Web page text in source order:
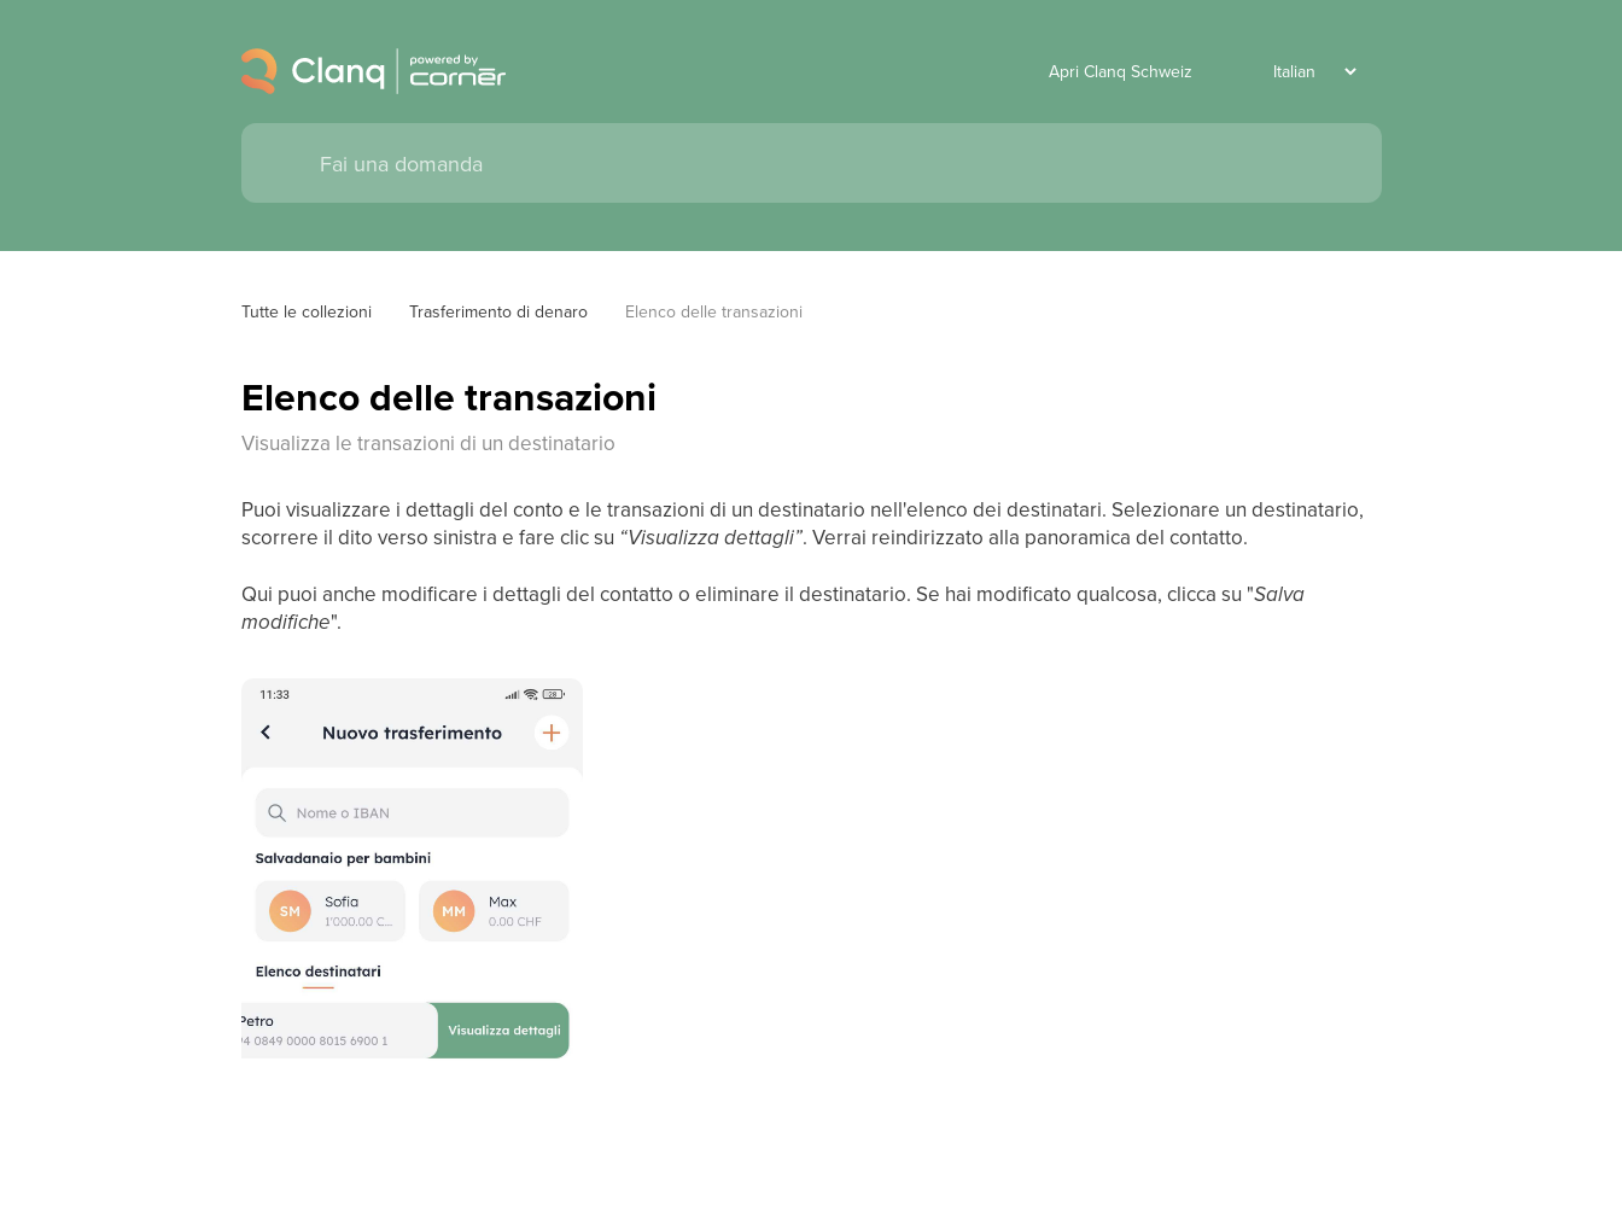
Apri Clanq Schweiz
Tutte le collezioni Trasferimento di denaro Elenco delle transazioni
Elenco delle transazioni
Visualizza le transazioni di un destinatario
Puoi visualizzare i dettagli del conto e le transazioni di un destinatario nell'elenco dei destinatari. Selezionare un destinatario,
scorrere il dito verso sinistra e fare clic su “Visualizza dettagli”. Verrai reindirizzato alla panoramica del contatto.
Qui puoi anche modificare i dettagli del contatto o eliminare il destinatario. Se hai modificato qualcosa, clicca su "Salva
modifiche".